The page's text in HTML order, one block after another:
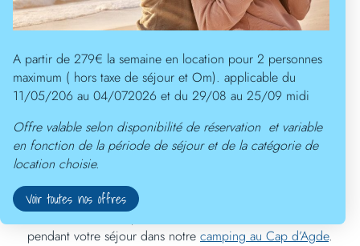
A partir de 279€ la semaine en location pour 2 personnes
maximum ( hors taxe de séjour et Om). applicable du
11/05/206 au 04/072026 et du 29/08 au 25/09 midi
Offre valable selon disponibilité de réservation et variable
en fonction de la période de séjour et de la catégorie de
location choisie.
Voir toutes nos offres
Trouver votre séjour
Camping Agde : Les services 4
étoiles
du Rochelongue
Des services de proximité pour
d’agréables vacances à Agde
Vous trouverez sur place, une multitude de services utiles
pendant votre séjour dans notre camping au Cap d’Agde.